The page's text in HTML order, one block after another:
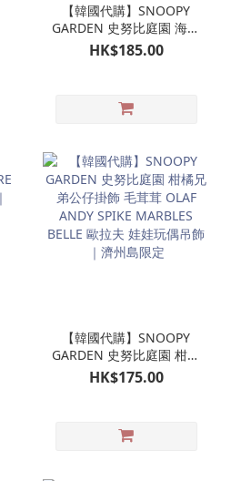
【韓國代購】SNOOPY
GARDEN 史努比庭園 海女
SNOOPY 珠珠手機掛鏈｜
濟州島限定
HK$185.00
【韓國代購】SNOOPY
GARDEN 史努比庭園 柑橘
兄弟公仔掛飾 毛茸茸
OLAF ANDY SPIKE
定
HK$175.00